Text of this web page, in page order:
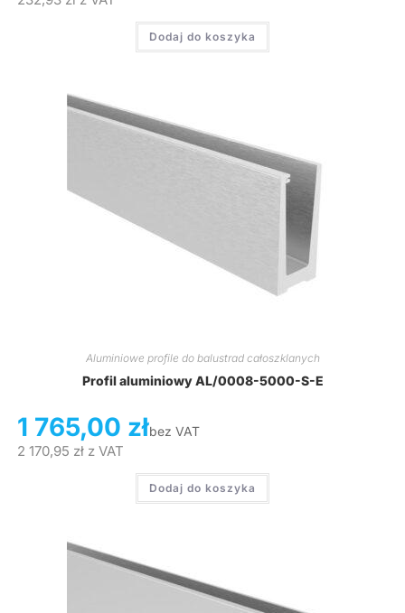
Dodaj do koszyka
Aluminiowe profile do balustrad całoszklanych
Profil aluminiowy AL/0008-5000-S-E
1 765,00 złbez VAT
2 170,95 złz VAT
Dodaj do koszyka